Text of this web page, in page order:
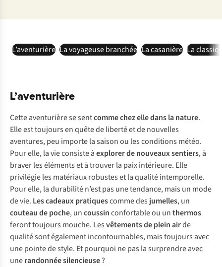
L’aventurière La voyageuse branchée La casanière La
L’aventurière
Cette aventurière se sentcomme chez elledans la nature.
Elle est toujours en quête de liberté et de nouvelles
aventures, peu importe la saison ou les conditions météo.
Pour elle, la vie consiste àexplorer de nouveaux sentiers, à
braver les éléments et à trouver la paix intérieure. Elle
privilégie les matériaux robustes et la qualité intemporelle.
Pour elle, la durabilité n’est pas une tendance, mais un mode
de vie. Les cadeaux pratiquescomme des jumelles, un
couteau de poche, uncoussinconfortable ou unthermos
feront toujours mouche. Lesvêtements de plein airde
qualité sont également incontournables, mais toujours avec
une pointe de style. Et pourquoi ne pas la surprendre avec
unerandonnée silencieuse?